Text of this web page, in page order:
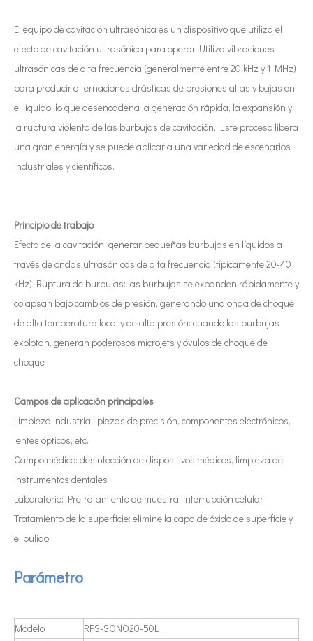
La aplicación de la ultrasónica en la industria de la costura refleja
La aplicación de la ultrasónica en la industria de la costura refleja
Actualmente, la investigación sobre la extracción de antioxidantes y
El equipo de cavitación ultrasónica es un dispositivo que utiliza el
efecto de cavitación ultrasónica para operar. Utiliza vibraciones
ultrasónicas de alta frecuencia (generalmente entre 20 kHz y 1 MHz)
para producir alternaciones drásticas de presiones altas y bajas en
el líquido, lo que desencadena la generación rápida, la expansión y
la ruptura violenta de las burbujas de cavitación. Este proceso libera
una gran energía y se puede aplicar a una variedad de escenarios
industriales y científicos.
Principio de trabajo
Efecto de la cavitación: generar pequeñas burbujas en líquidos a
través de ondas ultrasónicas de alta frecuencia (típicamente 20-40
kHz) Ruptura de burbujas: las burbujas se expanden rápidamente y
colapsan bajo cambios de presión, generando una onda de choque
de alta temperatura local y de alta presión: cuando las burbujas
explotan, generan poderosos microjets y óvulos de choque de
choque
Campos de aplicación principales
Limpieza industrial: piezas de precisión, componentes electrónicos,
lentes ópticos, etc.
Campo médico: desinfección de dispositivos médicos, limpieza de
instrumentos dentales
Laboratorio: Pretratamiento de muestra, interrupción celular
Tratamiento de la superficie: elimine la capa de óxido de superficie y
el pulido
Parámetro
Modelo
RPS-SONO20-50L